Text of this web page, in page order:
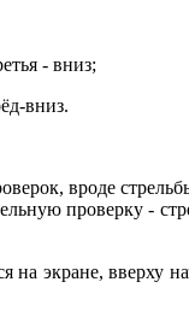
- вниз;
вниз.
вроде
проверку -
экране, вверху